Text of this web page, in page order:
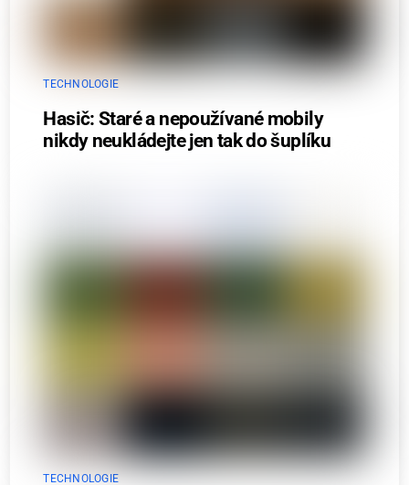
TECHNOLOGIE
Hasič: Staré a nepoužívané mobily
nikdy neukládejte jen tak do šuplíku
TECHNOLOGIE